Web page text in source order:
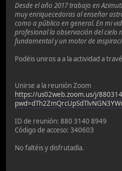
Desde el año 2017 trabajo en
muy enriquecedoras al enseñar
como a público en general. En mi
profesional la observación del cielo
fundamental y un motor de
Podéis uniros a a la actividad a
Unirse a la reunión Zoom
https://us02web.zoom.us/j/
ID de reunión: 880 3140 8949
Código de acceso: 340603
No faltéis y disfrutadla.